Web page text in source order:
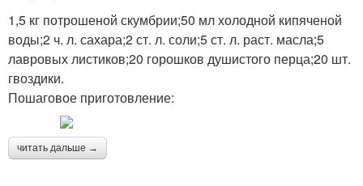
1,5 кг потрошеной скумбрии;50 мл холодной кипяченой
воды;2 ч. л. сахара;2 ст. л. соли;5 ст. л. раст. масла;5
лавровых листиков;20 горошков душистого перца;20 шт.
гвоздики.
Пошаговое приготовление:
читать дальше →